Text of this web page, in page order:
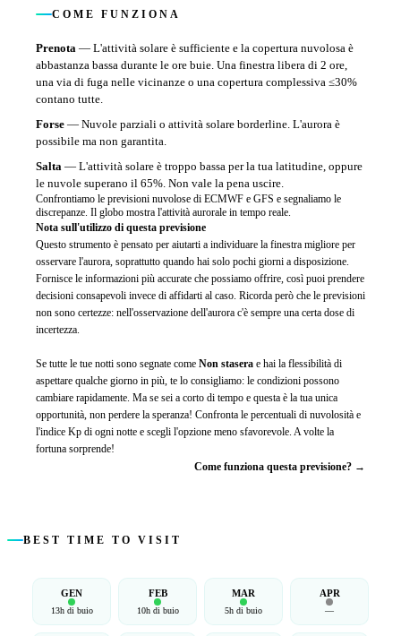
COME FUNZIONA
Prenota — L'attività solare è sufficiente e la copertura nuvolosa è
abbastanza bassa durante le ore buie. Una finestra libera di 2 ore,
una via di fuga nelle vicinanze o una copertura complessiva ≤30%
contano tutte.
Forse — Nuvole parziali o attività solare borderline. L'aurora è
possibile ma non garantita.
Salta — L'attività solare è troppo bassa per la tua latitudine, oppure
le nuvole superano il 65%. Non vale la pena uscire.
Confrontiamo le previsioni nuvolose di ECMWF e GFS e segnaliamo le
discrepanze. Il globo mostra l'attività aurorale in tempo reale.
Nota sull'utilizzo di questa previsione
Questo strumento è pensato per aiutarti a individuare la finestra migliore per
osservare l'aurora, soprattutto quando hai solo pochi giorni a disposizione.
Fornisce le informazioni più accurate che possiamo offrire, così puoi prendere
decisioni consapevoli invece di affidarti al caso. Ricorda però che le previsioni
non sono certezze: nell'osservazione dell'aurora c'è sempre una certa dose di
incertezza.
Se tutte le tue notti sono segnate come Non stasera e hai la flessibilità di
aspettare qualche giorno in più, te lo consigliamo: le condizioni possono
cambiare rapidamente. Ma se sei a corto di tempo e questa è la tua unica
opportunità, non perdere la speranza! Confronta le percentuali di nuvolosità e
l'indice Kp di ogni notte e scegli l'opzione meno sfavorevole. A volte la
fortuna sorprende!
Come funziona questa previsione? →
BEST TIME TO VISIT
GEN
13h di buio
FEB
10h di buio
MAR
5h di buio
APR
—